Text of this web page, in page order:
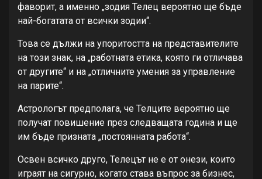
фаворит, а именно „зодия Телец вероятно ще бъде
най-богатата от всички зодии“.
Това се дължи на упоритостта на представителите
на този знак, на „работната етика, която ги отличава
от другите“ и на „отличните умения за управление
на парите“.
Астрологът предполага, че Телците вероятно ще
получат повишение през следващата година и ще
им бъде призната „постоянната работа“.
Освен всичко друго, Телецът не е от онези, които
играят на сигурно, когато става въпрос за бизнес,